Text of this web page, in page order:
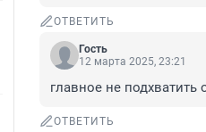
ОТВЕТИТЬ
Гость
12 марта 2025, 23:21
главное не подхватить
ОТВЕТИТЬ